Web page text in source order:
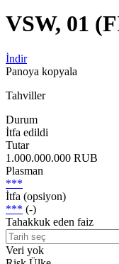
VSW, 01
İndir
Panoya kopyala
Tahviller
Durum
İtfa edildi
Tutar
1.000.000.000 RUB
Plasman
***
İtfa (opsiyon)
*** (-)
Tahakkuk eden faiz
Veri yok